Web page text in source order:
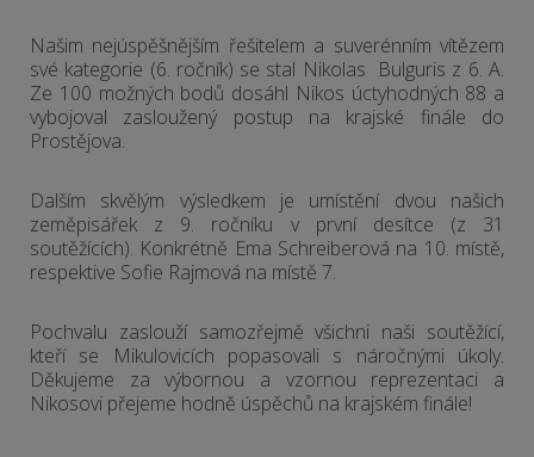
Našim nejúspěšnějším řešitelem a suverénním vítězem
své kategorie (6. ročník) se stal Nikolas Bulguris z 6. A.
Ze 100 možných bodů dosáhl Nikos úctyhodných 88 a
vybojoval zasloužený postup na krajské finále do
Prostějova.
Dalším skvělým výsledkem je umístění dvou našich
zeměpisářek z 9. ročníku v první desítce (z 31
soutěžících). Konkrétně Ema Schreiberová na 10. místě,
respektive Sofie Rajmová na místě 7.
Pochvalu zaslouží samozřejmě všichni naši soutěžící,
kteří se Mikulovicích popasovali s náročnými úkoly.
Děkujeme za výbornou a vzornou reprezentaci a
Nikosovi přejeme hodně úspěchů na krajském finále!